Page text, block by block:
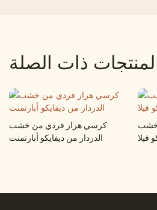
ذات الصلة
كرسي هزاز فردي من خشب
الدردار من ديفايكو أبارتمنت
خشب
فيلا